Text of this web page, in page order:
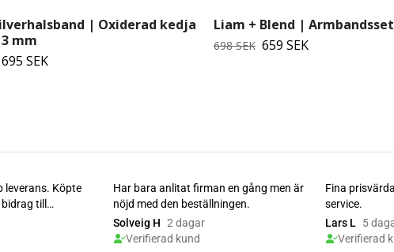
| Oxiderad kedja
mm
SEK
Liam + Blend | Armbandsset
698 SEK 659 SEK